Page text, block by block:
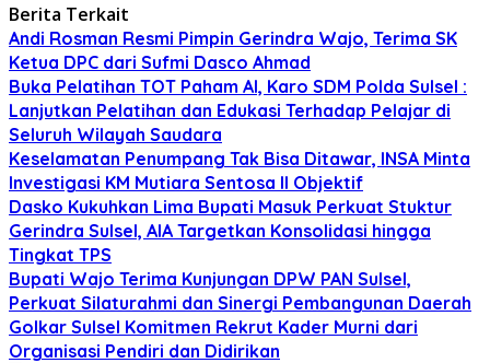
Berita Terkait
Andi Rosman Resmi Pimpin Gerindra Wajo, Terima SK
Ketua DPC dari Sufmi Dasco Ahmad
Buka Pelatihan TOT Paham AI, Karo SDM Polda Sulsel :
Lanjutkan Pelatihan dan Edukasi Terhadap Pelajar di
Seluruh Wilayah Saudara
Keselamatan Penumpang Tak Bisa Ditawar, INSA Minta
Investigasi KM Mutiara Sentosa II Objektif
Dasko Kukuhkan Lima Bupati Masuk Perkuat Stuktur
Gerindra Sulsel, AIA Targetkan Konsolidasi hingga
Tingkat TPS
Bupati Wajo Terima Kunjungan DPW PAN Sulsel,
Perkuat Silaturahmi dan Sinergi Pembangunan Daerah
Golkar Sulsel Komitmen Rekrut Kader Murni dari
Organisasi Pendiri dan Didirikan